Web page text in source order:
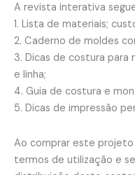
A revista interativa
1. Lista de materiais;
2. Caderno de moldes
3. Dicas de costura para
e linha;
4. Guia de costura e
5. Dicas de impressão
Ao comprar este
termos de utilização e